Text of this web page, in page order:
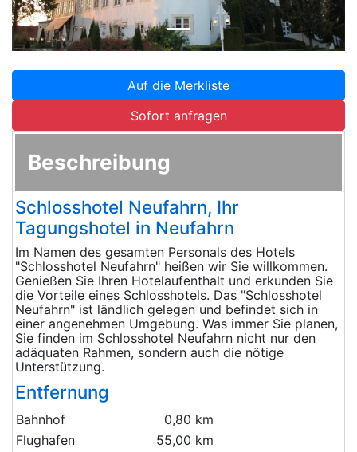
Auf die Merkliste
Sofort anfragen
Beschreibung
Schlosshotel Neufahrn, Ihr
Tagungshotel in Neufahrn
Im Namen des gesamten Personals des Hotels
"Schlosshotel Neufahrn" heißen wir Sie willkommen.
Genießen Sie Ihren Hotelaufenthalt und erkunden Sie
die Vorteile eines Schlosshotels. Das "Schlosshotel
Neufahrn" ist ländlich gelegen und befindet sich in
einer angenehmen Umgebung. Was immer Sie planen,
Sie finden im Schlosshotel Neufahrn nicht nur den
adäquaten Rahmen, sondern auch die nötige
Unterstützung.
Entfernung
Bahnhof
0,80 km
Flughafen
55,00 km